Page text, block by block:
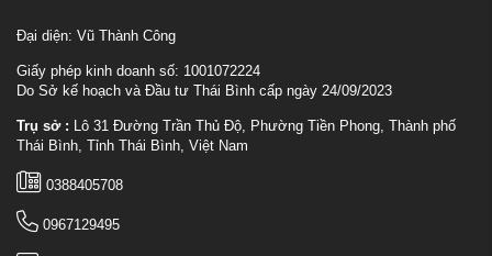
Đại diện: Vũ Thành Công
Giấy phép kinh doanh số: 1001072224
Do Sở kế hoạch và Đầu tư Thái Bình cấp ngày 24/09/2023
Trụ sở : Lô 31 Đường Trần Thủ Độ, Phường Tiền Phong, Thành phố
Thái Bình, Tỉnh Thái Bình, Việt Nam
0388405708
0967129495